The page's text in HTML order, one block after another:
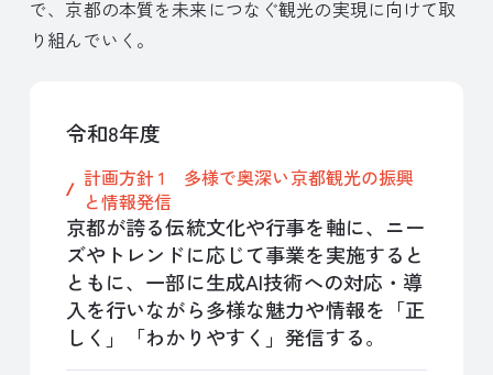
で、京都の本質を未来につなぐ観光の実現に向けて取
り組んでいく。
令和8年度
計画方針 1 多様で奥深い京都観光の振興
と情報発信
京都が誇る伝統文化や行事を軸に、ニー
ズやトレンドに応じて事業を実施すると
ともに、一部に生成AI技術への対応・導
入を行いながら多様な魅力や情報を「正
しく」「わかりやすく」発信する。